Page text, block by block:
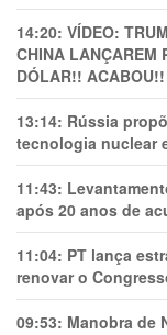
14:20: VÍDEO:
CHINA LANÇAREM
DÓLAR!! ACABOU!!
13:14: Rússia
tecnologia nuclear
11:43:
após 20 anos de
11:04: PT lança
renovar o
09:53: Manobra de